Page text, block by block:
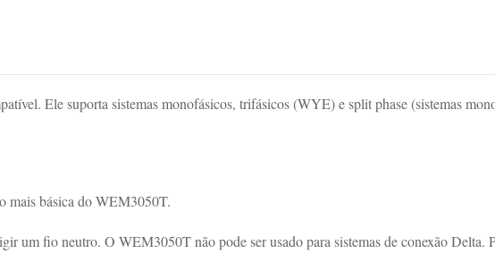
Ele suporta sistemas monofásicos, trifásicos (WYE) e split phase (sistemas
mais básica do WEM3050T.
um fio neutro. O WEM3050T não pode ser usado para sistemas de conexão Delta.